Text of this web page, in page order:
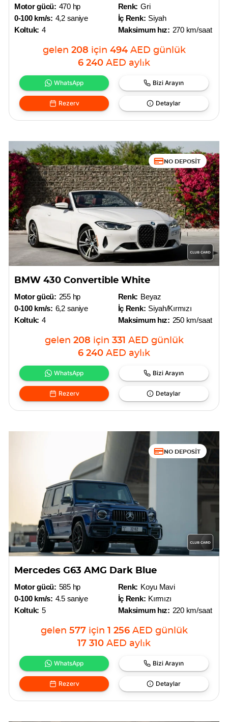
Motor gücü: 470 hp
0-100 km/s: 4,2 saniye
Koltuk: 4
Renk: Gri
İç Renk: Siyah
Maksimum hız: 270 km/saat
gelen 208 için 494 AED günlük
6 240 AED aylık
WhatsApp Bizi Arayın
Rezerv Detaylar
NO DEPOSIT
BMW 430 Convertible White
Motor gücü: 255 hp
0-100 km/s: 6,2 saniye
Koltuk: 4
Renk: Beyaz
İç Renk: Siyah/Kırmızı
Maksimum hız: 250 km/saat
gelen 208 için 331 AED günlük
6 240 AED aylık
WhatsApp Bizi Arayın
Rezerv Detaylar
NO DEPOSIT
Mercedes G63 AMG Dark Blue
Motor gücü: 585 hp
0-100 km/s: 4.5 saniye
Koltuk: 5
Renk: Koyu Mavi
İç Renk: Kırmızı
Maksimum hız: 220 km/saat
gelen 577 için 1 256 AED günlük
17 310 AED aylık
WhatsApp Bizi Arayın
Rezerv Detaylar